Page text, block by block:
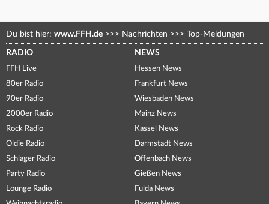
Du bist hier: www.FFH.de >>> Nachrichten >>> Top-Meldungen
RADIO
FFH Live
80er Radio
90er Radio
2000er Radio
Rock Radio
Oldie Radio
Schlager Radio
Party Radio
Lounge Radio
NEWS
Hessen News
Frankfurt News
Wiesbaden News
Mainz News
Kassel News
Darmstadt News
Offenbach News
Gießen News
Fulda News